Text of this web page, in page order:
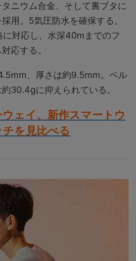
ニウム合金、そして裏ブタに
用。5気圧防水を確保する。
に対応し、水深40mまでのフ
応する。
、厚さは約9.5mm。ベル
30.4gに抑えられている。
ウェイ、新作スマートウ
チを見比べる